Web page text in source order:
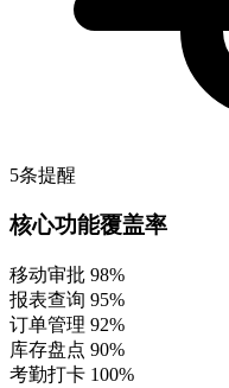
5条提醒
核心功能覆盖率
移动审批 98%
报表查询 95%
订单管理 92%
库存盘点 90%
考勤打卡 100%